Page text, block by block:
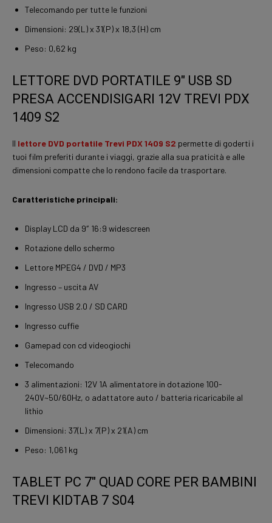
Telecomando per tutte le funzioni
Dimensioni: 29(L) x 31(P) x 18,3 (H) cm
Peso: 0,62 kg
LETTORE DVD PORTATILE 9″ USB SD
PRESA ACCENDISIGARI 12V TREVI PDX
1409 S2
Il lettore DVD portatile Trevi PDX 1409 S2 permette di goderti i
tuoi film preferiti durante i viaggi, grazie alla sua praticità e alle
dimensioni compatte che lo rendono facile da trasportare.
Caratteristiche principali:
Display LCD da 9″ 16:9 widescreen
Rotazione dello schermo
Lettore MPEG4 / DVD / MP3
Ingresso – uscita AV
Ingresso USB 2.0 / SD CARD
Ingresso cuffie
Gamepad con cd videogiochi
Telecomando
3 alimentazioni: 12V 1A alimentatore in dotazione 100-
240V~50/60Hz, o adattatore auto / batteria ricaricabile al
lithio
Dimensioni: 37(L) x 7(P) x 21(A) cm
Peso: 1,061 kg
TABLET PC 7″ QUAD CORE PER BAMBINI
TREVI KIDTAB 7 S04